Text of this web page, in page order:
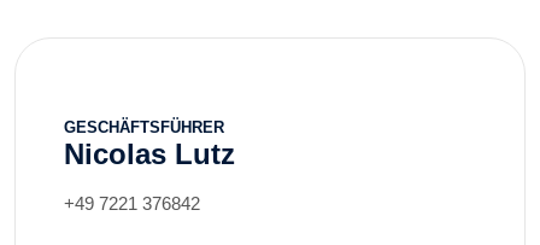
GESCHÄFTSFÜHRER
Nicolas Lutz
+49 7221 376842